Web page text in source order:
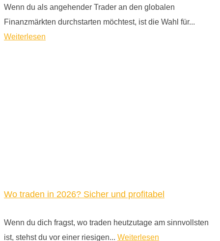
Wenn du als angehender Trader an den globalen
Finanzmärkten durchstarten möchtest, ist die Wahl für...
Weiterlesen
Wo traden in 2026? Sicher und profitabel
Wenn du dich fragst, wo traden heutzutage am sinnvollsten
ist, stehst du vor einer riesigen... Weiterlesen